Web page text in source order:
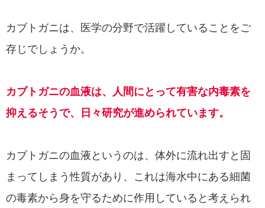
カブトガニは、医学の分野で活躍していることをご
存じでしょうか。
カブトガニの血液は、人間にとって有害な内毒素を
抑えるそうで、日々研究が進められています。
カブトガニの血液というのは、体外に流れ出すと固
まってしまう性質があり、これは海水中にある細菌
の毒素から身を守るために作用していると考えられ